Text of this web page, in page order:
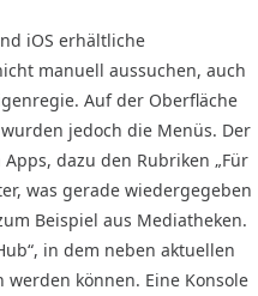
iOS erhältliche
manuell aussuchen, auch
Auf der Oberfläche
jedoch die Menüs. Der
dazu den Rubriken „Für
was gerade wiedergegeben
Beispiel aus Mediatheken.
in dem neben aktuellen
können. Eine Konsole